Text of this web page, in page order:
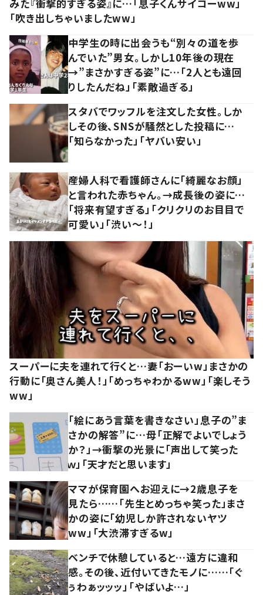
みた『衝撃的すぎる姿』に…「息子くんサイコーww」
「吹き出しちゃいましたww」
中学生の時に出会うも“別々の道を歩
んでいた”男女。しかし10年後の現在
→”まさかすぎる姿”に…「2人とも遠回
りしたんだね」「素敵過ぎる」
スタバでワッフルを注文した女性。しか
しその後、SNSが騒然とした投稿に…
「知らなかった」「ヤバい安い」
産婦人科で看護師さんに「綺麗なお顔」
と言われた赤ちゃん。→成長後の姿に…
「将来有望すぎる」「クリクリのお目目で
可愛い」「渋い～！」
スーパーに夫を連れて行くと…妻「おーいw」まさかの
行動に「奥さん美人！」「めっちゃわかるww」「楽しそう
ww」
「絵にあう言葉を書きなさい」息子の”ま
さかの解答”に…母「正解でよいでしょう
か？」→衝撃の光景に「声出して笑った
ｗ」「天才だと思います」
ママが保育園へお迎えに→2歳息子を
見たら……「先生とめっちゃ笑った」まさ
かの姿に「幼児しか許されないヤツ
ww」「大渋滞すぎるw」
ベンチで休憩していると…遠方に違和
感。その後、近付いてきたモノに……「ぐ
ぅわぁッッッ」「やばいよ…」